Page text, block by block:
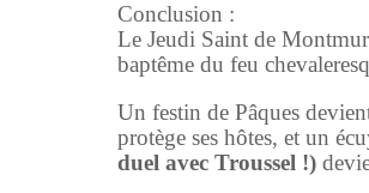
Conclusion :
Le Jeudi Saint de
baptême du feu
Un festin de Pâques
protège ses hôtes, et un
duel avec Troussel !)